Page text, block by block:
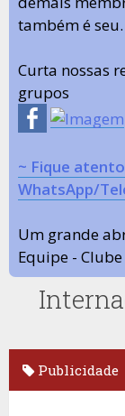
também é seu.
Curta nossas
grupos
~ Fique
WhatsApp/
Um grande
Equipe -
Publicidade